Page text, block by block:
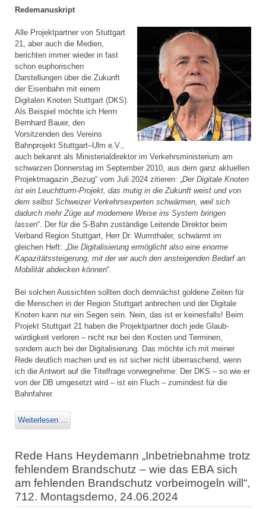
Redemanuskript
Alle Projektpartner von Stuttgart
21, aber auch die Medien,
berichten immer wieder in fast
schon euphorischen
Darstellungen über die Zukunft
der Eisenbahn mit einem
Digitalen Knoten Stuttgart (DKS).
Als Beispiel möchte ich Herrn
Bernhard Bauer, den
Vorsitzenden des Vereins
Bahnprojekt Stuttgart–Ulm e.V.,
auch bekannt als Ministerial­direktor im Verkehrsministerium am
schwarzen Donnerstag im September 2010, aus dem ganz aktuellen
Projektmagazin „Bezug“ vom Juli 2024 zitieren: „Der Digitale Knoten
ist ein Leuchtturm-Projekt, das mutig in die Zukunft weist und von
dem selbst Schweizer Verkehrsexperten schwärmen, weil sich
dadurch mehr Züge auf modernere Weise ins System bringen
lassen“. Der für die S-Bahn zuständige Leitende Direktor beim
Verband Region Stuttgart, Herr Dr. Wurmthaler, schwärmt im
gleichen Heft: „Die Digitalisierung ermöglicht also eine enorme
Kapazitätssteigerung, mit der wir auch den ansteigenden Bedarf an
Mobilität abdecken können“.
Bei solchen Aussichten sollten doch demnächst goldene Zeiten für
die Menschen in der Region Stuttgart anbrechen und der Digitale
Knoten kann nur ein Segen sein. Nein, das ist er keinesfalls! Beim
Projekt Stuttgart 21 haben die Projektpartner doch jede Glaub­
würdigkeit verloren – nicht nur bei den Kosten und Terminen,
sondern auch bei der Digitalisierung. Das möchte ich mit meiner
Rede deutlich machen und es ist sicher nicht überraschend, wenn
ich die Antwort auf die Titelfrage vorwegnehme: Der DKS – so wie er
von der DB umgesetzt wird – ist ein Fluch – zumindest für die
Bahnfahrer.
Weiterlesen ...
Rede Hans Heydemann „Inbetriebnahme trotz
fehlendem Brandschutz – wie das EBA sich
am fehlenden Brandschutz vorbeimogeln will“,
712. Montagsdemo, 24.06.2024